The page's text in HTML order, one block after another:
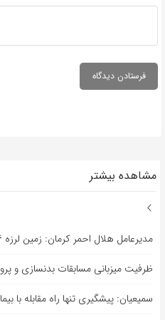
مشاهده بیشتر
مدیرعامل هلال احمر کرمان: زمین لرزه ۴.۶ ریشتری گلباف خسارتی نداشت
ظرفیت میزبانی مسابقات بدنسازی و
سمیعیان: پیشگیری تنها راه مقابله با